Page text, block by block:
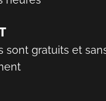
sont gratuits et